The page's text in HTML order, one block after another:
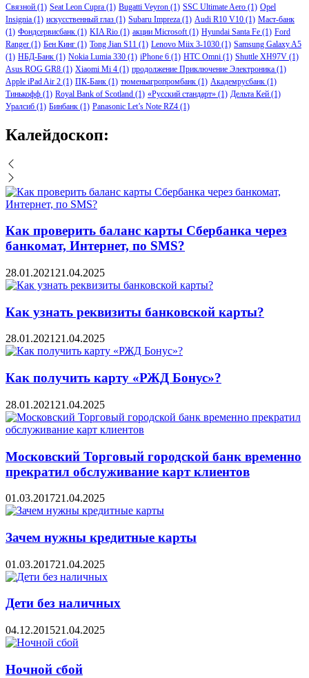
Связной (1) Seat Leon Cupra (1) Bugatti Veyron (1) SSC Ultimate Aero (1) Opel
Insignia (1) искусственный глаз (1) Subaru Impreza (1) Audi R10 V10 (1) Маст-банк
(1) Фондсервисбанк (1) KIA Rio (1) акции Microsoft (1) Hyundai Santa Fe (1) Ford
Ranger (1) Бен Кинг (1) Tong Jian S11 (1) Lenovo Miix 3-1030 (1) Samsung Galaxy A5
(1) НБД-Банк (1) Nokia Lumia 330 (1) iPhone 6 (1) HTC Omni (1) Shuttle XH97V (1)
Asus ROG GR8 (1) Xiaomi Mi 4 (1) продолжение Приключение Электроника (1)
Apple iPad Air 2 (1) ПК-Банк (1) тюменьагропромбанк (1) Академрусбанк (1)
Тинькофф (1) Royal Bank of Scotland (1) «Русский стандарт» (1) Дельта Кей (1)
Уралсиб (1) Бинбанк (1) Panasonic Let’s Note RZ4 (1)
Калейдоскоп:
Как проверить баланс карты Сбербанка через
банкомат, Интернет, по SMS?
28.01.2021 21.04.2025
Как узнать реквизиты банковской карты?
28.01.202121.04.2025
Как получить карту «РЖД Бонус»?
28.01.2021 21.04.2025
Московский Торговый городской банк временно
прекратил обслуживание карт клиентов
01.03.201721.04.2025
Зачем нужны кредитные карты
01.03.201721.04.2025
Дети без наличных
04.12.201521.04.2025
Ночной сбой